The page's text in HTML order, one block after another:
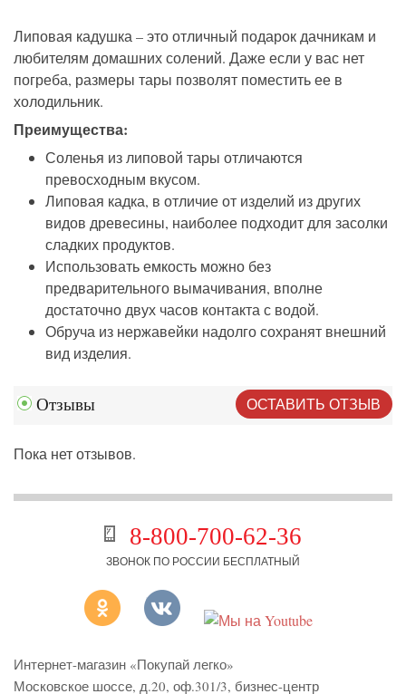
Липовая кадушка – это отличный подарок дачникам и
любителям домашних солений. Даже если у вас нет
погреба, размеры тары позволят поместить ее в
холодильник.
Преимущества:
Соленья из липовой тары отличаются
превосходным вкусом.
Липовая кадка, в отличие от изделий из других
видов древесины, наиболее подходит для засолки
сладких продуктов.
Использовать емкость можно без
предварительного вымачивания, вполне
достаточно двух часов контакта с водой.
Обруча из нержавейки надолго сохранят внешний
вид изделия.
Отзывы ОСТАВИТЬ ОТЗЫВ
Пока нет отзывов.
8-800-700-62-36
ЗВОНОК ПО РОССИИ БЕСПЛАТНЫЙ
Интернет-магазин «Покупай легко»
Московское шоссе, д.20, оф.301/3, бизнес-центр